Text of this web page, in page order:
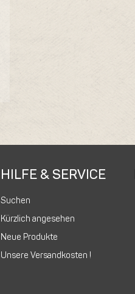
HILFE & SERVICE
Suchen
Kürzlich angesehen
Neue Produkte
Unsere Versandkosten !